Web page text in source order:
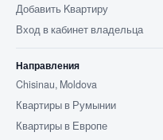
Добавить Kвартиру
Вход в кабинет владельца
Направления
Chisinau, Moldova
Квартиры в Румынии
Квартиры в Европе